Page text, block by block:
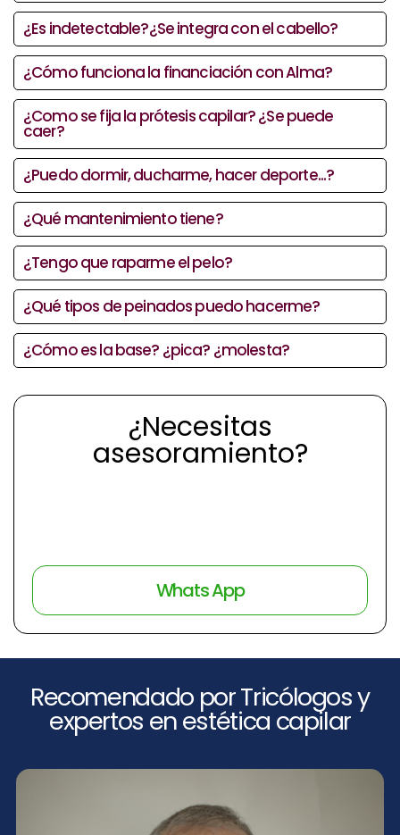
¿Es indetectable?¿Se integra con el cabello?
¿Cómo funciona la financiación con Alma?
¿Como se fija la prótesis capilar? ¿Se puede
caer?
¿Puedo dormir, ducharme, hacer deporte...?
¿Qué mantenimiento tiene?
¿Tengo que raparme el pelo?
¿Qué tipos de peinados puedo hacerme?
¿Cómo es la base? ¿pica? ¿molesta?
¿Necesitas
asesoramiento?
Whats App
Recomendado por Tricólogos y
expertos en estética capilar